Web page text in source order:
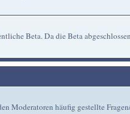
Beta. Da die Beta
Moderatoren häufig gestellte